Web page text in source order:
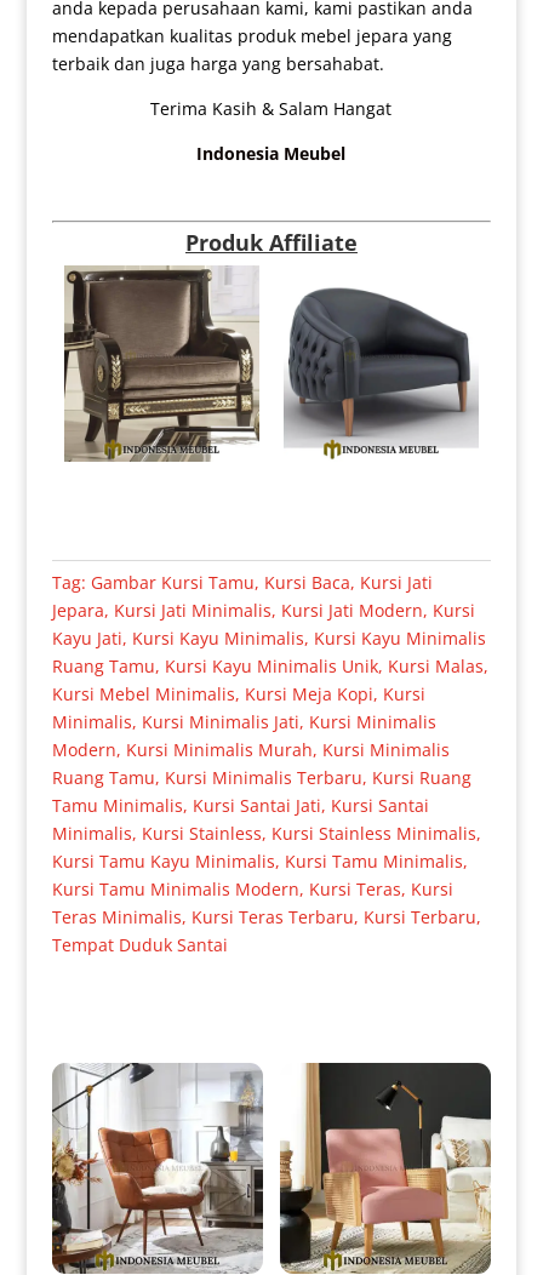
anda kepada perusahaan kami, kami pastikan anda
mendapatkan kualitas produk mebel jepara yang
terbaik dan juga harga yang bersahabat.
Terima Kasih & Salam Hangat
Indonesia Meubel
Produk Affiliate
Tag: Gambar Kursi Tamu, Kursi Baca, Kursi Jati
Jepara, Kursi Jati Minimalis, Kursi Jati Modern, Kursi
Kayu Jati, Kursi Kayu Minimalis, Kursi Kayu Minimalis
Ruang Tamu, Kursi Kayu Minimalis Unik, Kursi Malas,
Kursi Mebel Minimalis, Kursi Meja Kopi, Kursi
Minimalis, Kursi Minimalis Jati, Kursi Minimalis
Modern, Kursi Minimalis Murah, Kursi Minimalis
Ruang Tamu, Kursi Minimalis Terbaru, Kursi Ruang
Tamu Minimalis, Kursi Santai Jati, Kursi Santai
Minimalis, Kursi Stainless, Kursi Stainless Minimalis,
Kursi Tamu Kayu Minimalis, Kursi Tamu Minimalis,
Kursi Tamu Minimalis Modern, Kursi Teras, Kursi
Teras Minimalis, Kursi Teras Terbaru, Kursi Terbaru,
Tempat Duduk Santai